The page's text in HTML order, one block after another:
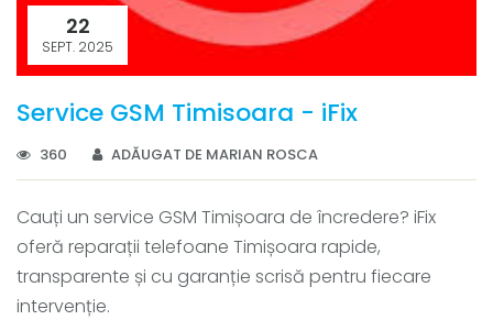
22
SEPT. 2025
Service GSM Timisoara - iFix
360 ADĂUGAT DE MARIAN ROSCA
Cauți un service GSM Timișoara de încredere? iFix
oferă reparații telefoane Timișoara rapide,
transparente și cu garanție scrisă pentru fiecare
intervenție.